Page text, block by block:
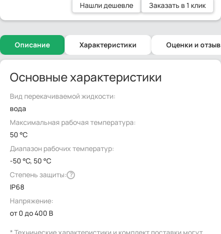
Нашли дешевле Заказать в 1 клик
Описание Характеристики Оценки и
Основные характеристики
Вид перекачиваемой жидкости:
вода
Максимальная рабочая температура:
50 °C
Диапазон рабочих температур:
-50 °C, 50 °C
Степень защиты: ?
IP68
Напряжение:
от 0 до 400 В